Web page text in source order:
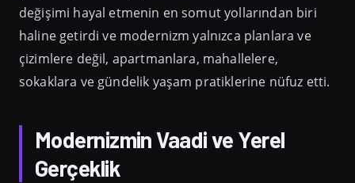
değişimi hayal etmenin en somut yollarından biri
haline getirdi ve modernizm yalnızca planlara ve
çizimlere değil, apartmanlara, mahallelere,
sokaklara ve gündelik yaşam pratiklerine nüfuz etti.
Modernizmin Vaadi ve Yerel
Gerçeklik